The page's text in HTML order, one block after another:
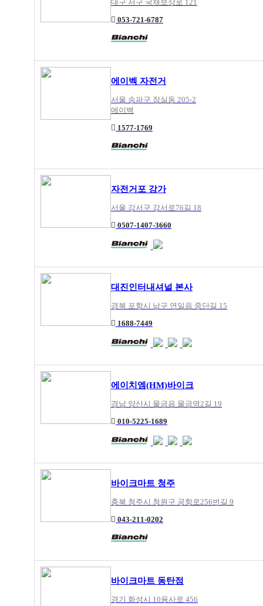
대구 서구 국채보상로 121
053-721-6787
에이벡 자전거
서울 송파구 잠실동 205-2
에이백
1577-1769
자전거포 강가
서울 강서구 강서로76길 18
0507-1407-3660
대진인터내셔널 본사
경북 포항시 남구 연일읍 중단길 15
1688-7449
에이치엠(HM)바이크
경남 양산시 물금읍 물금역2길 19
010-5225-1689
바이크마트 청주
충북 청주시 청원구 공항로256번길 9
043-211-0202
바이크마트 동탄점
경기 화성시 10용사로 456